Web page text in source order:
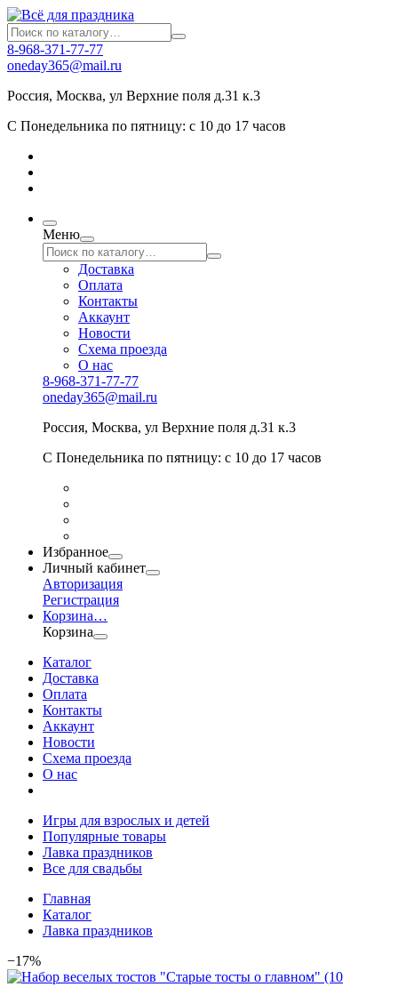
8-968-371-77-77
oneday365@mail.ru
Россия, Москва, ул Верхние поля д.31 к.3
С Понедельника по пятницу: с 10 до 17 часов
Меню
Доставка
Оплата
Контакты
Аккаунт
Новости
Схема проезда
О нас
8-968-371-77-77
oneday365@mail.ru
Россия, Москва, ул Верхние поля д.31 к.3
С Понедельника по пятницу: с 10 до 17 часов
Избранное
Личный кабинет
Авторизация
Регистрация
Корзина…
Корзина
Каталог
Доставка
Оплата
Контакты
Аккаунт
Новости
Схема проезда
О нас
Игры для взрослых и детей
Популярные товары
Лавка праздников
Все для свадьбы
Главная
Каталог
Лавка праздников
−17%